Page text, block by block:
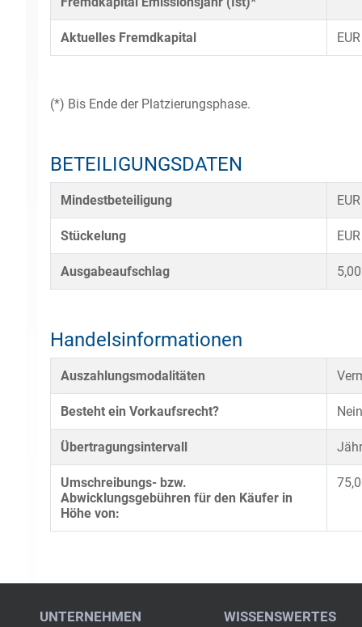
Aktuelles Fremdkapital
(*) Bis Ende der Platzierungsphase.
BETEILIGUNGSDATEN
Mindestbeteiligung
Stückelung
Ausgabeaufschlag
Handelsinformationen
Auszahlungsmodalitäten
Besteht ein Vorkaufsrecht? Nein
Übertragungsintervall
Umschreibungs- bzw.
Abwicklungsgebühren für den Käufer in
Höhe von: